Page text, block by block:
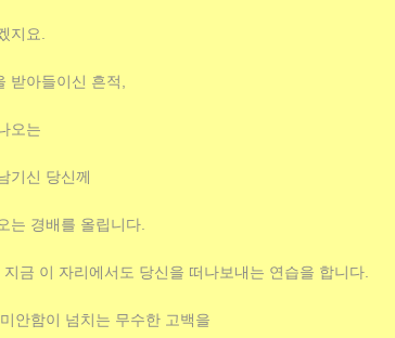
지요.
받아들이신 흔적,
오는
기신 당신께
는 경배를 올립니다.
금 이 자리에서도 당신을 떠나보내는 연습을 합니다.
안함이 넘치는 무수한 고백을